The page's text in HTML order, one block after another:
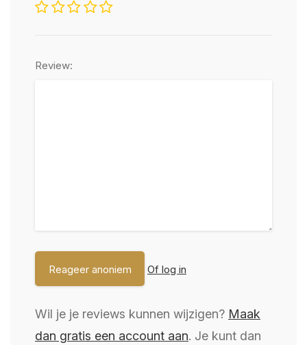
Review:
Of log in
Wil je je reviews kunnen wijzigen? Maak
dan gratis een account aan. Je kunt dan